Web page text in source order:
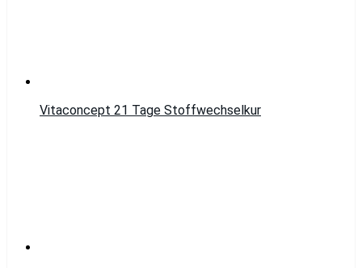
Vitaconcept 21 Tage Stoffwechselkur